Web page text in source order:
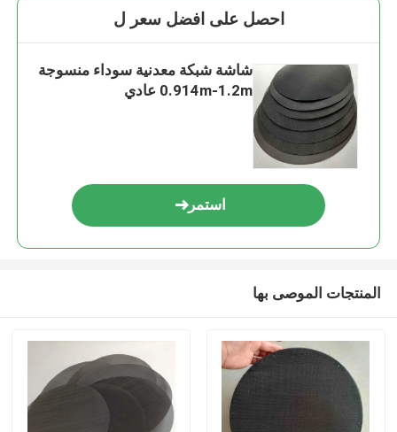
احصل على افضل سعر ل
شاشة شبكة معدنية سوداء منسوجة
0.914m-1.2m عادي
استمر
المنتجات الموصى بها